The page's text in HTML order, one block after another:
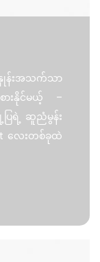
နှုန်းအသက်သာ
းနိုင်မယ့် –
ပြရဲ့ ဆူညံမွန်း
လေးတစ်ခုထဲ